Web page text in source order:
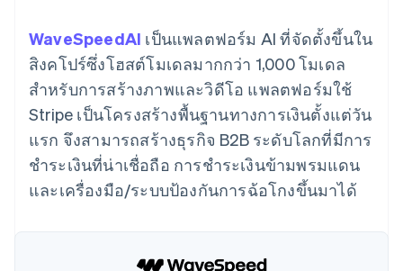
เข้าถึงได้
มากกว่า 125
รายการ
Authorization
Boost
ยกระดับการ
ยอมรับการ
ชำระเงิน
Link
การชำระเงินที่
รวดเร็วขึ้น
คิดภาษีการ
อัตโนมัติ
Revenue
Recognition
ระบบ
อัตโนมัติ
สำหรับการ
ทำบัญชี
Stripe
Sigma
รายงานที่
Pipeline
มาร์เก็ตเพลส
การจัดการเงิน
แพลตฟอร์ม
ตามอุตสาหกรรม
บริษัท AI
และสันทนาการ
รอบบิล
เสนอการเรียกเก็บเงินตาม
การใช้งาน
ออกบัตรที่มีสเตเบิลคอยน์
รองรับอยู่
จัดเตรียมและจัดการ
บริการด้วยเอเจนต์
แหล่งข้อมูล
แอป
บริษัท
แผนงานผลิตภัณฑ์
การประชุมประจำปีแบบ
เซสชัน
ตำแหน่งงาน
ห้องข่าว
Stripe Press
ติดต่อฝ่ายขาย
WaveSpeedAI เป็นแพลตฟอร์ม AI ที่จัดตั้งขึ้นใน
สิงคโปร์ซึ่งโฮสต์โมเดลมากกว่า 1,000 โมเดล
สำหรับการสร้างภาพและวิดีโอ แพลตฟอร์มใช้
Stripe เป็นโครงสร้างพื้นฐานทางการเงินตั้งแต่วัน
แรก จึงสามารถสร้างธุรกิจ B2B ระดับโลกที่มีการ
ชำระเงินที่น่าเชื่อถือ การชำระเงินข้ามพรมแดน
และเครื่องมือ/ระบบป้องกันการฉ้อโกงขึ้นมาได้